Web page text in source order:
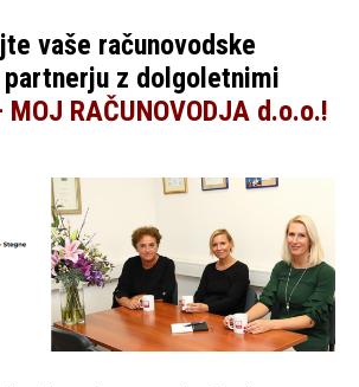
vaše računovodske
partnerju z dolgoletnimi
MOJ RAČUNOVODJA d.o.o.!